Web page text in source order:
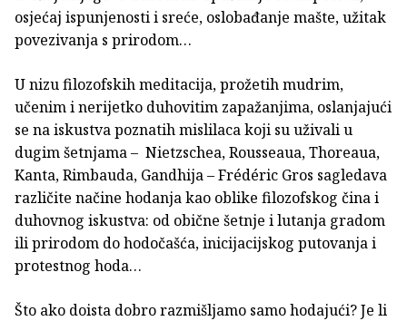
osjećaj ispunjenosti i sreće, oslobađanje mašte, užitak
povezivanja s prirodom…
U nizu filozofskih meditacija, prožetih mudrim,
učenim i nerijetko duhovitim zapažanjima, oslanjajući
se na iskustva poznatih mislilaca koji su uživali u
dugim šetnjama – Nietzschea, Rousseaua, Thoreaua,
Kanta, Rimbauda, Gandhija – Frédéric Gros sagledava
različite načine hodanja kao oblike filozofskog čina i
duhovnog iskustva: od obične šetnje i lutanja gradom
ili prirodom do hodočašća, inicijacijskog putovanja i
protestnog hoda…
Što ako doista dobro razmišljamo samo hodajući? Je li